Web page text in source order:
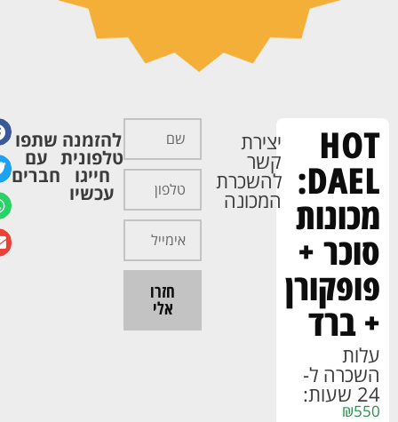
HOT
DAEL:
מכונות
סוכר +
פופקורן
+ ברד
עלות
השכרה ל-
24 שעות:
₪550
יצירת
קשר
להשכרת
המכונה
חזרו
אלי
להזמנה
טלפונית
חייגו
עכשיו
שתפו
עם
חברים